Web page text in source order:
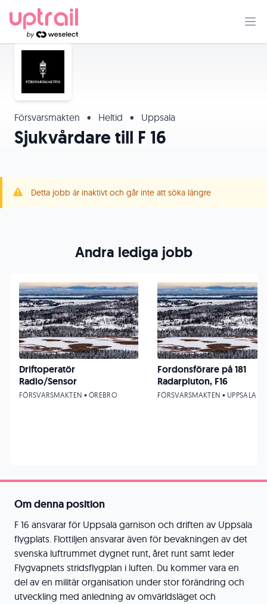
Försvarsmakten • Heltid • Uppsala
Sjukvårdare till F 16
Detta jobb är inaktivt och går inte att söka längre
Om denna position
F 16 ansvarar för Uppsala garnison och driften av Uppsala
flygplats. Flottiljen ansvarar även för bevakningen av det
svenska luftrummet dygnet runt, året runt samt leder
Flygvapnets stridsflygplan i luften. Du kommer vara en
del av en militär organisation under stor förändring och
utveckling med anledning av omvärldsläget och
Andra lediga jobb
Driftoperatör
Radio/Sensor
FÖRSVARSMAKTEN • ÖREBRO
Fordonsförare på 181
Radarpluton, F16
FÖRSVARSMAKTEN • UPPSALA